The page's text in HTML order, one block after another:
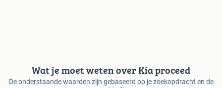
Wat je moet weten over Kia proceed
De onderstaande waarden zijn gebaseerd op je zoekopdracht en de